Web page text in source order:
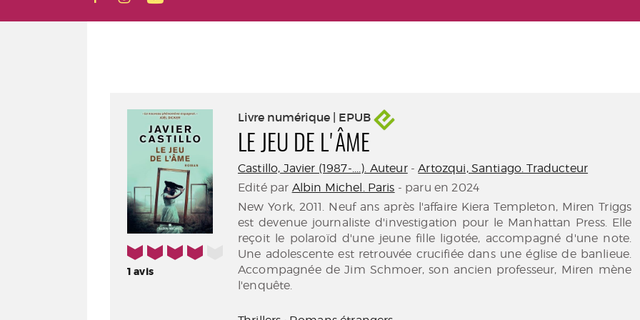
4/5
1avis
Livre numérique | EPUB
LE JEU DE L'ÂME
Castillo, Javier (1987-....). Auteur-Artozqui, Santiago. Traducteur
Edité par Albin Michel. Paris - paru en 2024
New York, 2011. Neuf ans après l'affaire Kiera Templeton, Miren Triggs
est devenue journaliste d'investigation pour le Manhattan Press. Elle
reçoit le polaroïd d'une jeune fille ligotée, accompagné d'une note.
Une adolescente est retrouvée crucifiée dans une église de banlieue.
Accompagnée de Jim Schmoer, son ancien professeur, Miren mène
l'enquête.